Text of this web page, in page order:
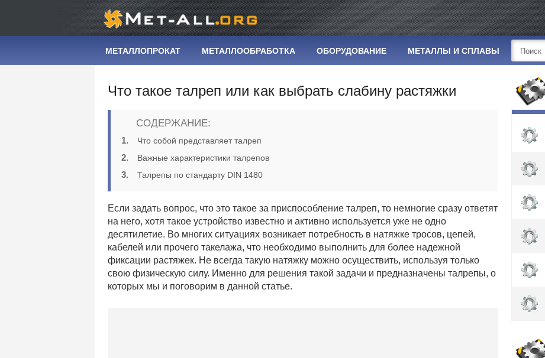
МЕТАЛЛОПРОКАТ МЕТАЛЛООБРАБОТКА ОБОРУДОВАНИЕ МЕТАЛЛЫ И СПЛАВЫ
Что такое талреп или как выбрать слабину растяжки
СОДЕРЖАНИЕ:
Что собой представляет талреп
Важные характеристики талрепов
Талрепы по стандарту DIN 1480
Если задать вопрос, что это такое за приспособление талреп, то немногие сразу ответят
на него, хотя такое устройство известно и активно используется уже не одно
десятилетие. Во многих ситуациях возникает потребность в натяжке тросов, цепей,
кабелей или прочего такелажа, что необходимо выполнить для более надежной
фиксации растяжек. Не всегда такую натяжку можно осуществить, используя только
свою физическую силу. Именно для решения такой задачи и предназначены талрепы, о
которых мы и поговорим в данной статье.